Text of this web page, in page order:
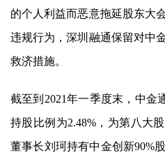
的个人利益而恶意拖延股东大
违规行为，深圳融通保留对中
救济措施。
截至到2021年一季度末，中金
持股比例为2.48%，为第八大
董事长刘珂持有中金创新90%